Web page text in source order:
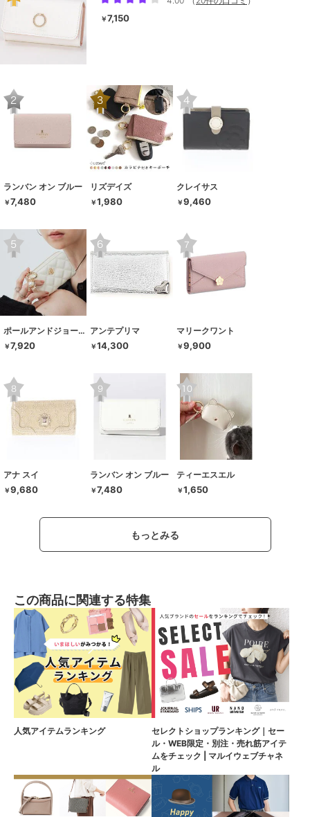
￥7,150
ランバン オン ブルー
￥7,480
リズデイズ
￥1,980
クレイサス
￥9,460
ポールアンドジョーアクセソワ
￥7,920
アンテプリマ
￥14,300
マリークワント
￥9,900
アナ スイ
￥9,680
ランバン オン ブルー
￥7,480
ティーエスエル
￥1,650
もっとみる
この商品に関連する特集
人気アイテムランキング
セレクトショップランキング｜セー
ル・WEB限定・別注・売れ筋アイテ
ムをチェック | マルイウェブチャネ
ル